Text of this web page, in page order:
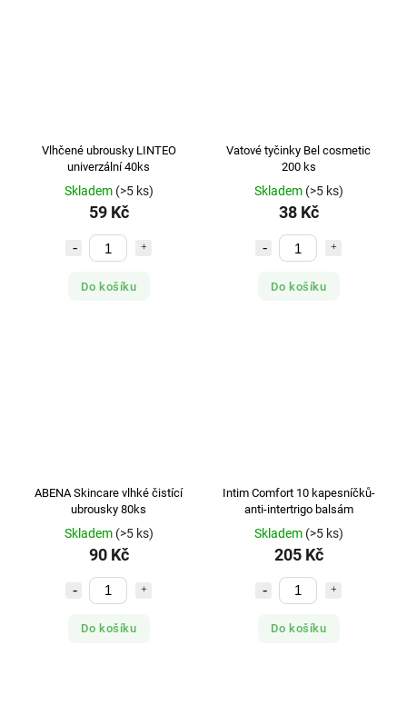
Vlhčené ubrousky LINTEO
univerzální 40ks
Skladem (>5 ks)
59 Kč
Do košíku
Vatové tyčinky Bel cosmetic
200 ks
Skladem (>5 ks)
38 Kč
Do košíku
ABENA Skincare vlhké čistící
ubrousky 80ks
Skladem (>5 ks)
90 Kč
Do košíku
Intim Comfort 10 kapesníčků-
anti-intertrigo balsám
Skladem (>5 ks)
205 Kč
Do košíku